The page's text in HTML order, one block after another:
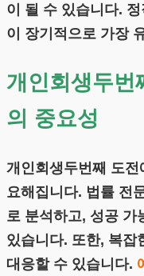
이 될 수 있습니다.
이 장기적으로 가장
개인회생두번
의 중요성
개인회생두번째 도
요해집니다. 법률 전
로 분석하고, 성공 가
있습니다. 또한, 복잡
대응할 수 있습니다.